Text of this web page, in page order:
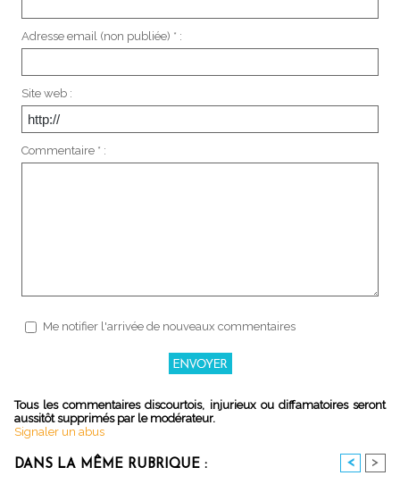
Adresse email (non publiée) * :
Site web :
Commentaire * :
Me notifier l'arrivée de nouveaux commentaires
Tous les commentaires discourtois, injurieux ou diffamatoires seront
aussitôt supprimés par le modérateur.
Signaler un abus
DANS LA MÊME RUBRIQUE : < >